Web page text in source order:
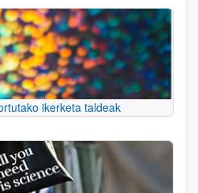
ikerketa taldeak